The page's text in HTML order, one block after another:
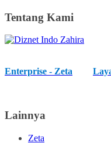
Tentang Kami
Enterprise - Zeta
Lainnya
Zeta